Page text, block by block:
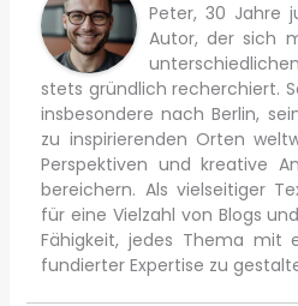
Peter, 30 Jahre
Autor, der sich
stets gründlich recherchiert.
insbesondere nach Berlin,
zu inspirierenden Orten
Perspektiven und kreative
bereichern. Als vielseitiger
für eine Vielzahl von Blogs
Fähigkeit, jedes Thema mit
fundierter Expertise zu